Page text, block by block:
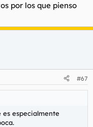
por los que pienso
#67
especialmente